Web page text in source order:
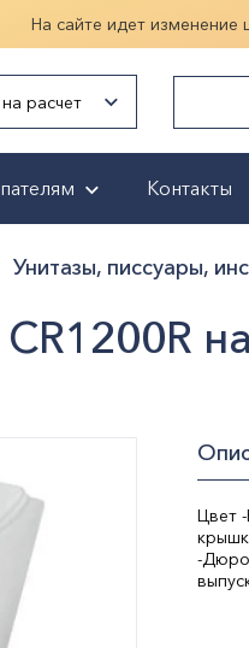
На сайте идет изменение
расчет
и
Контакты
Унитазы, писсуары,
Цвет
-